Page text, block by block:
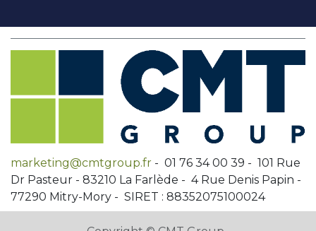
marketing@cmtgroup.fr - 01 76 34 00 39 - 101 Rue
Dr Pasteur - 83210 La Farlède - 4 Rue Denis Papin -
77290 Mitry-Mory - SIRET : 88352075100024